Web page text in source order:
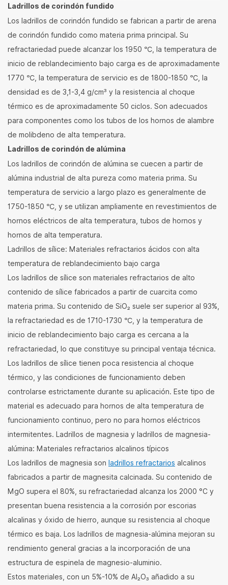
Ladrillos de corindón fundido
Los ladrillos de corindón fundido se fabrican a partir de arena
de corindón fundido como materia prima principal. Su
refractariedad puede alcanzar los 1950 ℃, la temperatura de
inicio de reblandecimiento bajo carga es de aproximadamente
1770 ℃, la temperatura de servicio es de 1800-1850 ℃, la
densidad es de 3,1-3,4 g/cm³ y la resistencia al choque
térmico es de aproximadamente 50 ciclos. Son adecuados
para componentes como los tubos de los hornos de alambre
de molibdeno de alta temperatura.
Ladrillos de corindón de alúmina
Los ladrillos de corindón de alúmina se cuecen a partir de
alúmina industrial de alta pureza como materia prima. Su
temperatura de servicio a largo plazo es generalmente de
1750-1850 ℃, y se utilizan ampliamente en revestimientos de
hornos eléctricos de alta temperatura, tubos de hornos y
hornos de alta temperatura.
Ladrillos de sílice: Materiales refractarios ácidos con alta
temperatura de reblandecimiento bajo carga
Los ladrillos de sílice son materiales refractarios de alto
contenido de sílice fabricados a partir de cuarcita como
materia prima. Su contenido de SiO₂ suele ser superior al 93%,
la refractariedad es de 1710-1730 ℃, y la temperatura de
inicio de reblandecimiento bajo carga es cercana a la
refractariedad, lo que constituye su principal ventaja técnica.
Los ladrillos de sílice tienen poca resistencia al choque
térmico, y las condiciones de funcionamiento deben
controlarse estrictamente durante su aplicación. Este tipo de
material es adecuado para hornos de alta temperatura de
funcionamiento continuo, pero no para hornos eléctricos
intermitentes. Ladrillos de magnesia y ladrillos de magnesia-
alúmina: Materiales refractarios alcalinos típicos
Los ladrillos de magnesia son ladrillos refractarios alcalinos
fabricados a partir de magnesita calcinada. Su contenido de
MgO supera el 80%, su refractariedad alcanza los 2000 °C y
presentan buena resistencia a la corrosión por escorias
alcalinas y óxido de hierro, aunque su resistencia al choque
térmico es baja. Los ladrillos de magnesia-alúmina mejoran su
rendimiento general gracias a la incorporación de una
estructura de espinela de magnesio-aluminio.
Estos materiales, con un 5%-10% de Al₂O₃ añadido a su